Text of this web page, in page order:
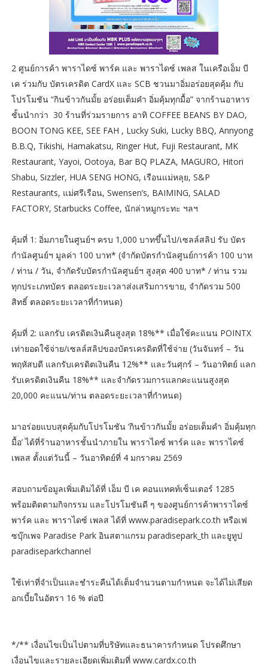
2 ศูนย์การค้า พาราไดซ์ พาร์ค และ พาราไดซ์ เพลส ในเครือเอ็ม บี
เค ร่วมกับ บัตรเครดิต CardX และ SCB ชวนมาอิ่มอร่อยสุดคุ้ม กับ
โปรโมชัน “กินข้าวกันมั้ย อร่อยเต็มคำ อิ่มคุ้มทุกมื้อ” จากร้านอาหาร
ชั้นนำกว่า 30 ร้านที่ร่วมรายการ อาทิ COFFEE BEANS BY DAO,
BOON TONG KEE, SEE FAH , Lucky Suki, Lucky BBQ, Annyong
B.B.Q, Tikishi, Hamakatsu, Ringer Hut, Fuji Restaurant, MK
Restaurant, Yayoi, Ootoya, Bar BQ PLAZA, MAGURO, Hitori
Shabu, Sizzler, HUA SENG HONG, เรือนแม่หลุย, S&P
Restaurants, แม่ศรีเรือน, Swensen’s, BAIMING, SALAD
FACTORY, Starbucks Coffee, นักล่าหมูกระทะ ฯลฯ
คุ้มที่ 1: อิ่มภายในศูนย์ฯ ครบ 1,000 บาทขึ้นไป/เซลล์สลิป รับ บัตร
กำนัลศูนย์ฯ มูลค่า 100 บาท* (จำกัดบัตรกำนัลศูนย์การค้า 100 บาท
/ ท่าน / วัน, จำกัดรับบัตรกำนัลศูนย์ฯ สูงสุด 400 บาท* / ท่าน รวม
ทุกประเภทบัตร ตลอดระยะเวลาส่งเสริมการขาย, จำกัดรวม 500
สิทธิ์ ตลอดระยะเวลาที่กำหนด)
คุ้มที่ 2: แลกรับ เครดิตเงินคืนสูงสุด 18%** เมื่อใช้คะแนน POINTX
เท่ายอดใช้จ่าย/เซลล์สลิปของบัตรเครดิตที่ใช้จ่าย (วันจันทร์ – วัน
พฤหัสบดี แลกรับเครดิตเงินคืน 12%** และวันศุกร์ – วันอาทิตย์ แลก
รับเครดิตเงินคืน 18%** และจำกัดรวมการแลกคะแนนสูงสุด
20,000 คะแนน/ท่าน ตลอดระยะเวลาที่กำหนด)
มาอร่อยแบบสุดคุ้มกับโปรโมชัน ‘กินข้าวกันมั้ย อร่อยเต็มคำ อิ่มคุ้มทุก
มื้อ’ ได้ที่ร้านอาหารชั้นนำภายใน พาราไดซ์ พาร์ค และ พาราไดซ์
เพลส ตั้งแต่วันนี้ – วันอาทิตย์ที่ 4 มกราคม 2569
สอบถามข้อมูลเพิ่มเติมได้ที่ เอ็ม บี เค คอนแทคท์เซ็นเตอร์ 1285
พร้อมติดตามกิจกรรม และโปรโมชันดี ๆ ของศูนย์การค้าพาราไดซ์
พาร์ค และ พาราไดซ์ เพลส ได้ที่ www.paradisepark.co.th หรือเฟ
ซบุ๊กเพจ Paradise Park อินสตาแกรม paradisepark_th และยูทูป
paradiseparkchannel
ใช้เท่าที่จำเป็นและชำระคืนได้เต็มจำนวนตามกำหนด จะได้ไม่เสียด
อกเบี้ยในอัตรา 16 % ต่อปี
*/** เงื่อนไขเป็นไปตามที่บริษัทและธนาคารกำหนด โปรดศึกษา
เงื่อนไขและรายละเอียดเพิ่มเติมที่ www.cardx.co.th